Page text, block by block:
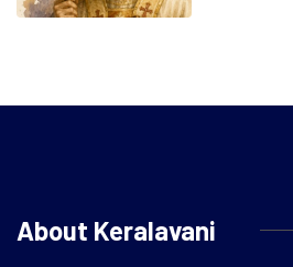
About Keralavani